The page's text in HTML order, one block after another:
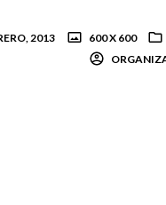
2013 600 X 600